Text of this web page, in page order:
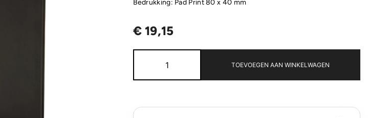
Bedrukking: Pad Print 80 x 40 mm
€19,15
Peak
TOEVOEGEN AAN WINKELWAGEN